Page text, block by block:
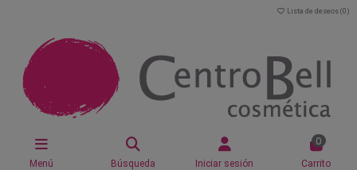
Lista de deseos (0 )
Menú Búsqueda Iniciar sesión
0
Carrito